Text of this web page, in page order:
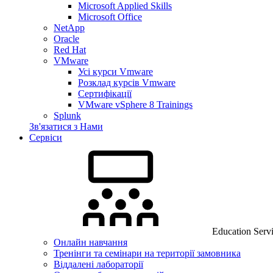
Microsoft Applied Skills
Microsoft Office
NetApp
Oracle
Red Hat
VMware
Усі курси Vmware
Розклад курсів Vmware
Сертифікації
VMware vSphere 8 Trainings
Splunk
Зв'язатися з Нами
Сервіси
Education
Онлайн навчання
Тренінги та семінари на території замовника
Віддалені лабораторії